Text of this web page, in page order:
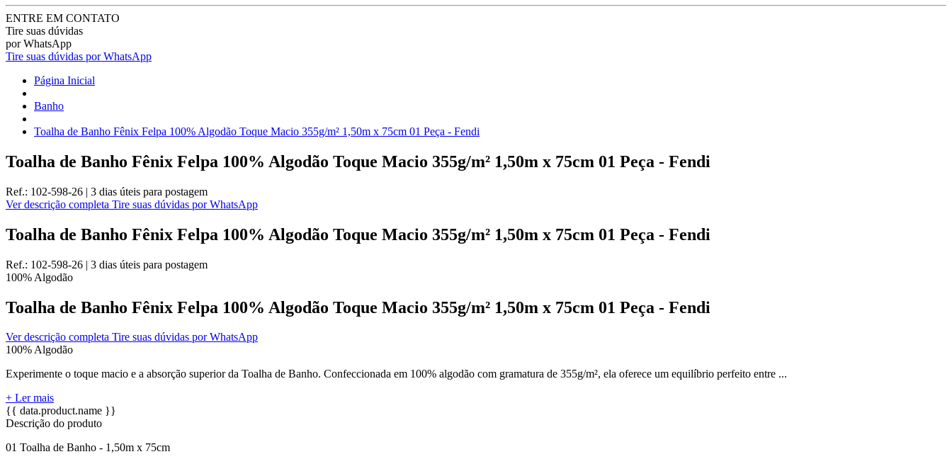
ENTRE EM CONTATO
Tire suas dúvidas
por WhatsApp
Tire suas dúvidas por WhatsApp
Página Inicial
Banho
Toalha de Banho Fênix Felpa 100% Algodão Toque Macio 355g/m² 1,50m x 75cm 01 Peça - Fendi
Toalha de Banho Fênix Felpa 100% Algodão Toque Macio 355g/m² 1,50m x 75cm 01 Peça - Fendi
Ref.: 102-598-26 | 3 dias úteis para postagem
Ver descrição completa Tire suas dúvidas por WhatsApp
Toalha de Banho Fênix Felpa 100% Algodão Toque Macio 355g/m² 1,50m x 75cm 01 Peça - Fendi
Ref.: 102-598-26 | 3 dias úteis para postagem
100% Algodão
Toalha de Banho Fênix Felpa 100% Algodão Toque Macio 355g/m² 1,50m x 75cm 01 Peça - Fendi
Ver descrição completa Tire suas dúvidas por WhatsApp
100% Algodão
Experimente o toque macio e a absorção superior da Toalha de Banho. Confeccionada em 100% algodão com gramatura de 355g/m², ela oferece um equilíbrio perfeito entre ...
+ Ler mais
{{ data.product.name }}
Descrição do produto
01 Toalha de Banho - 1,50m x 75cm